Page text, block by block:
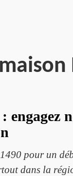
pour un
dans la